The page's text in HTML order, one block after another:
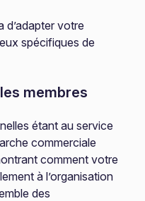
d’adapter votre
spécifiques de
membres
étant au service
commerciale
comment votre
à l’organisation
des